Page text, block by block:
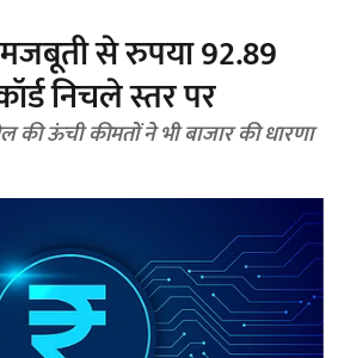
मजबूती से रुपया 92.89
निचले स्तर पर
की ऊंची कीमतों ने भी बाजार की धारणा